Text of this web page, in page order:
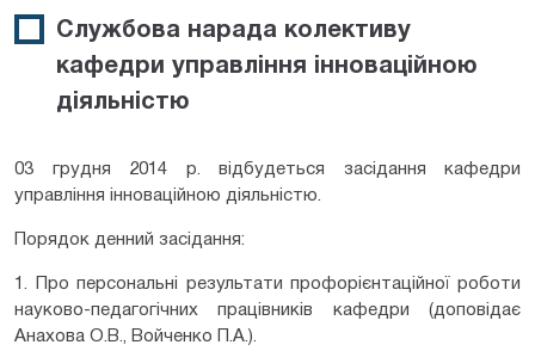
Службова нарада колективу
кафедри управління інноваційною
діяльністю
03 грудня 2014 р. відбудеться засідання кафедри
управління інноваційною діяльністю.
Порядок денний засідання:
1. Про персональні результати профорієнтаційної роботи
науково-педагогічних працівників кафедри (доповідає
Анахова О.В., Войченко П.А.).